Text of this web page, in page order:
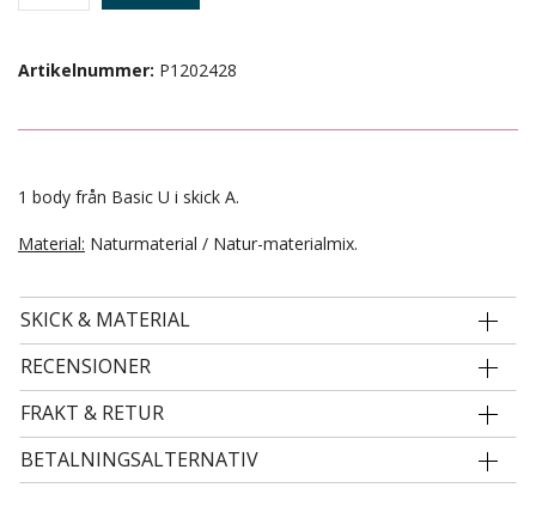
Artikelnummer: P1202428
1 body från Basic U i skick A.
Material: Naturmaterial / Natur-materialmix.
SKICK & MATERIAL
RECENSIONER
FRAKT & RETUR
BETALNINGSALTERNATIV